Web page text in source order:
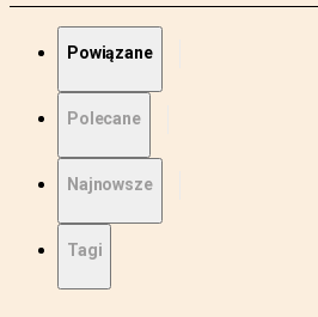
Powiązane
Polecane
Najnowsze
Tagi